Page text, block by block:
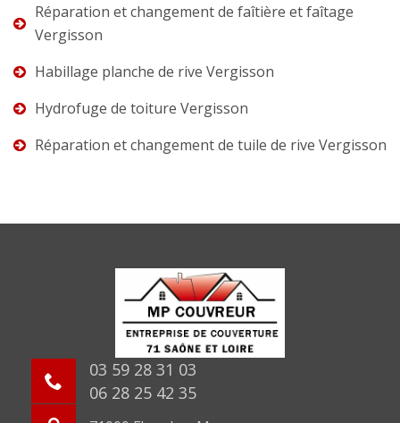
Réparation et changement de faîtière et faîtage
Vergisson
Habillage planche de rive Vergisson
Hydrofuge de toiture Vergisson
Réparation et changement de tuile de rive Vergisson
03 59 28 31 03
06 28 25 42 35